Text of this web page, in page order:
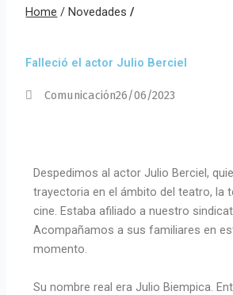
Home /Novedades /
Falleció el actor Julio Berciel
Comunicación26/06/2023
Despedimos al actor Julio Berciel,
trayectoria en el ámbito del teatro, la
cine. Estaba afiliado a nuestro
Acompañamos a sus familiares en
momento.
Su nombre real era Julio Biempica.